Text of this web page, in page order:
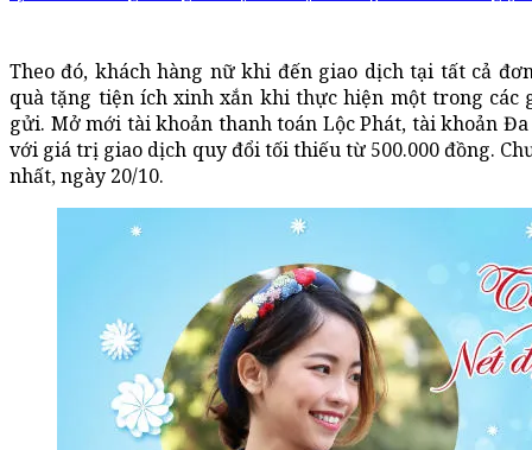
Theo đó, khách hàng nữ khi đến giao dịch tại tất cả
quà tặng tiện ích xinh xắn khi thực hiện một trong các
gửi. Mở mới tài khoản thanh toán Lộc Phát, tài khoản
với giá trị giao dịch quy đổi tối thiếu từ 500.000 đồng.
nhất, ngày 20/10.